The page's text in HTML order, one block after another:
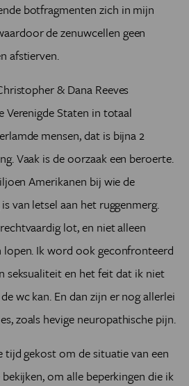
botfragmenten zich in mijn
de zenuwcellen geen
afstierven.
& Dana Reeves
Verenigde Staten in totaal
mensen, dat is bijna 2
Vaak is de oorzaak een beroerte.
Amerikanen bij wie de
van letsel aan het ruggenmerg.
lot, en niet alleen
Ik word ook geconfronteerd
seksualiteit en het feit dat ik niet
wc kan. En dan zijn er nog allerlei
zoals hevige neuropathische pijn.
tijd gekost om de situatie van een
om alle beperkingen die ik